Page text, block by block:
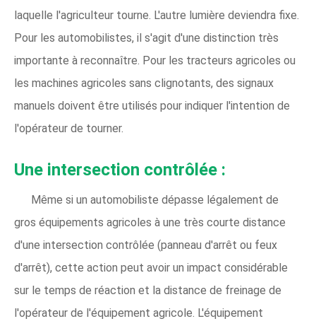
laquelle l'agriculteur tourne. L'autre lumière deviendra fixe.
Pour les automobilistes, il s'agit d'une distinction très
importante à reconnaître. Pour les tracteurs agricoles ou
les machines agricoles sans clignotants, des signaux
manuels doivent être utilisés pour indiquer l'intention de
l'opérateur de tourner.
Une intersection contrôlée :
Même si un automobiliste dépasse légalement de
gros équipements agricoles à une très courte distance
d'une intersection contrôlée (panneau d'arrêt ou feux
d'arrêt), cette action peut avoir un impact considérable
sur le temps de réaction et la distance de freinage de
l'opérateur de l'équipement agricole. L'équipement